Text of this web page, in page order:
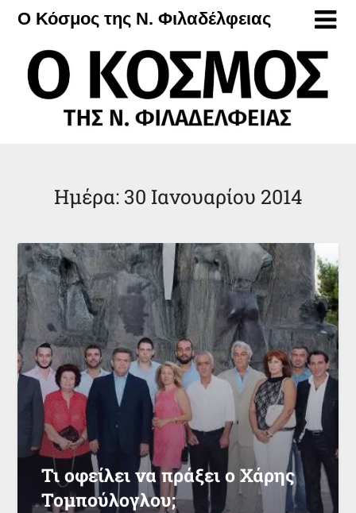
Μετάβαση
περιεχόμενο
Ο Κόσμος της Ν. Φιλαδέλφειας
Ημέρα: 30 Ιανουαρίου 2014
Τι οφείλει να πράξει ο Χάρης
Τομπούλογλου;